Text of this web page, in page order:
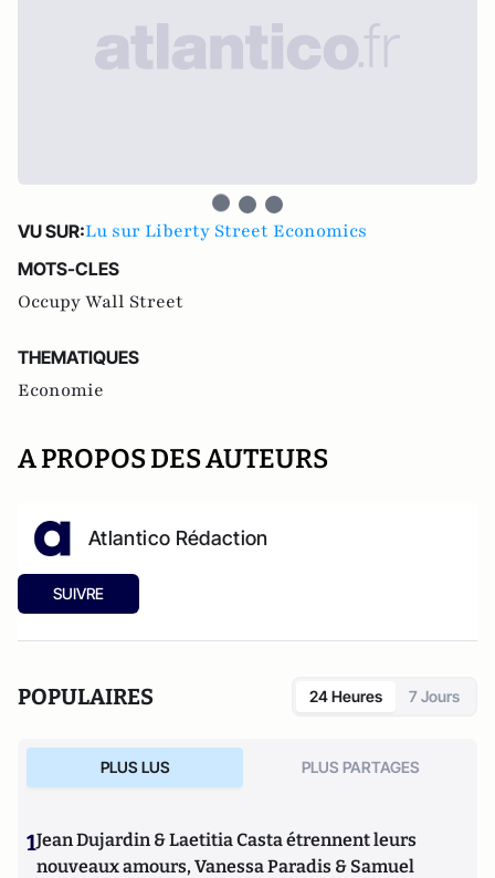
VU SUR:Lu sur Liberty Street Economics
MOTS-CLES
Occupy Wall Street
THEMATIQUES
Economie
A PROPOS DES AUTEURS
Atlantico Rédaction
SUIVRE
POPULAIRES 24 Heures 7 Jours
PLUS LUS PLUS PARTAGES
1Jean Dujardin & Laetitia Casta étrennent leurs
nouveaux amours, Vanessa Paradis & Samuel